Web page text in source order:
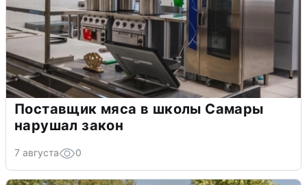
Поставщик мяса в школы Самары
нарушал закон
7 августа 0